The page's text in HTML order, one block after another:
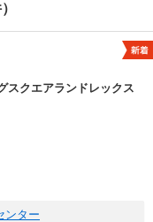
スクエアランドレックス
ンター